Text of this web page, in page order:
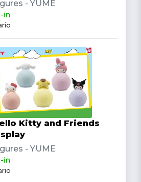
- YUME
in
Kitty and Friends
- YUME
in